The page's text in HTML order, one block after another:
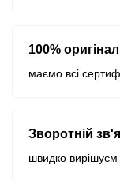
100%
маємо всі
Зворотній
швидко вирішуєм